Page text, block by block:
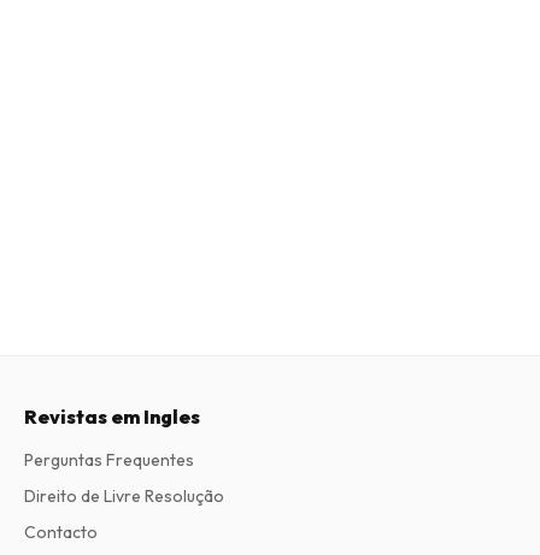
Revistas em Ingles
Perguntas Frequentes
Direito de Livre Resolução
Contacto